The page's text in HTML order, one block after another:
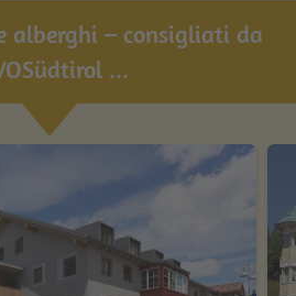
alberghi – consigliati da
...